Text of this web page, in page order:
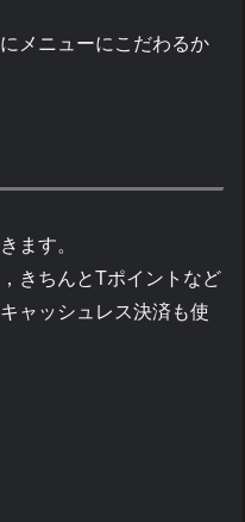
メニューにこだわるか
ます。
きちんとTポイントなど
ャッシュレス決済も使